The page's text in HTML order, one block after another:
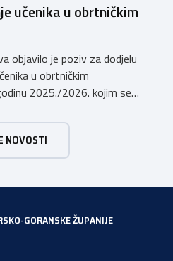
učenika u obrtničkim
objavilo je poziv za dodjelu
u obrtničkim
2025./2026. kojim se
programa/kurikula u
deficitarnih obrtničkih
za obrazovnu upisnu
NOVOSTI
GORANSKE ŽUPANIJE